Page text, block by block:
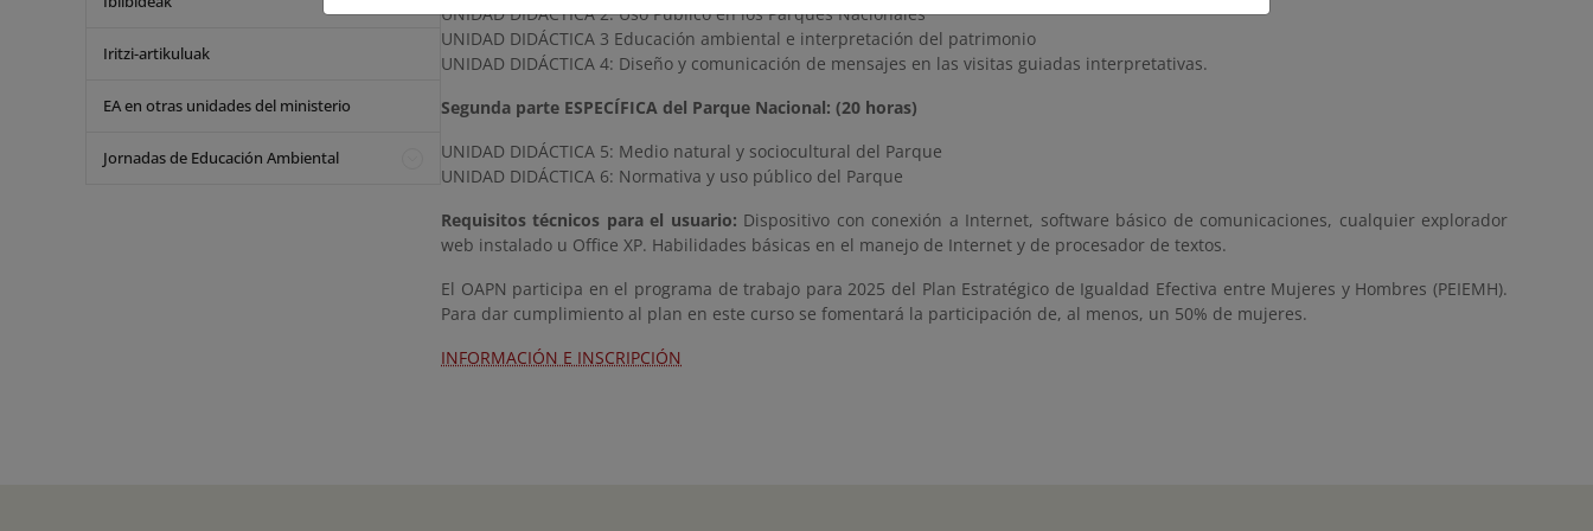
Iritzi-artikuluak
EA en otras unidades del ministerio
Jornadas de Educación Ambiental
UNIDAD DIDÁCTICA 2: Uso Público en los Parques Nacionales
UNIDAD DIDÁCTICA 3 Educación ambiental e interpretación del patrimonio
UNIDAD DIDÁCTICA 4: Diseño y comunicación de mensajes en las visitas guiadas interpretativas.
Segunda parte ESPECÍFICA del Parque Nacional: (20 horas)
UNIDAD DIDÁCTICA 5: Medio natural y sociocultural del Parque
UNIDAD DIDÁCTICA 6: Normativa y uso público del Parque
Requisitos técnicos para el usuario: Dispositivo con conexión a Internet, software básico de comunicaciones, cualquier explorador
web instalado u Office XP. Habilidades básicas en el manejo de Internet y de procesador de textos.
El OAPN participa en el programa de trabajo para 2025 del Plan Estratégico de Igualdad Efectiva entre Mujeres y Hombres (PEIEMH).
Para dar cumplimiento al plan en este curso se fomentará la participación de, al menos, un 50% de mujeres.
INFORMACIÓN E INSCRIPCIÓN